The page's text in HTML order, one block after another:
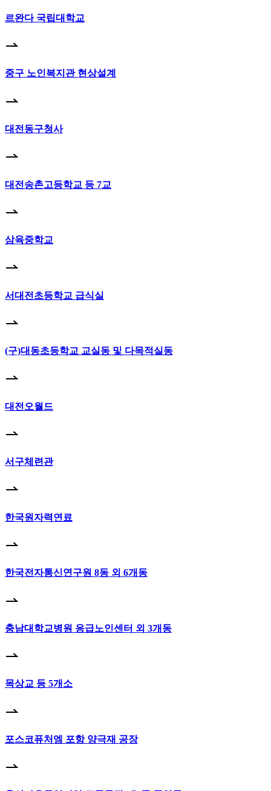
르완다 국립대학교
중구 노인복지관 현상설계
대전동구청사
대전송촌고등학교 등 7교
삼육중학교
서대전초등학교 급식실
(구)대동초등학교 교실동 및 다목적실동
대전오월드
서구체련관
한국원자력연료
한국전자통신연구원 8동 외 6개동
충남대학교병원 응급노인센터 외 3개동
목상교 등 5개소
포스코퓨처엠 포항 양극재 공장